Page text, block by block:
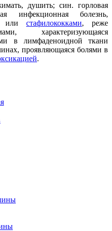
душить; син. горловая
болезнь,
или стафилококками, реже
характеризующаяся
в лимфаденоидной ткани
проявляющаяся болями в
.